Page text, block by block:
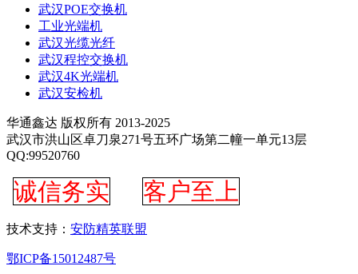
武汉POE交换机
工业光端机
武汉光缆光纤
武汉程控交换机
武汉4K光端机
武汉安检机
华通鑫达 版权所有 2013-2025
武汉市洪山区卓刀泉271号五环广场第二幢一单元13层
QQ:99520760
诚信务实 客户至上
技术支持： 安防精英联盟
鄂ICP备15012487号